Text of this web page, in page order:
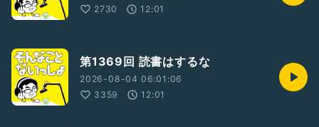
【ほしいものリスト】
https://www.amazon.jp/hz/wishlist/ls/1R7HCN1UEFUIV?
ref_=wl_share
2730
12:01
第1369回 読書はするな
2026-08-04 06:01:06
3359
12:01